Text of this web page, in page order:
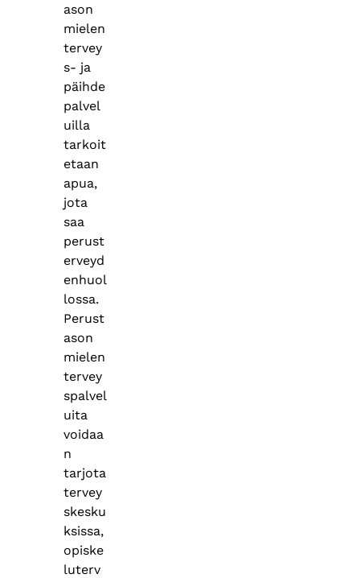
ason
mielen
tervey
s- ja
päihde
palvel
uilla
tarkoit
etaan
apua,
jota
saa
perust
erveyd
enhuol
lossa.
Perust
ason
mielen
tervey
spalvel
uita
voidaa
n
tarjota
tervey
skesku
ksissa,
opiske
luterv